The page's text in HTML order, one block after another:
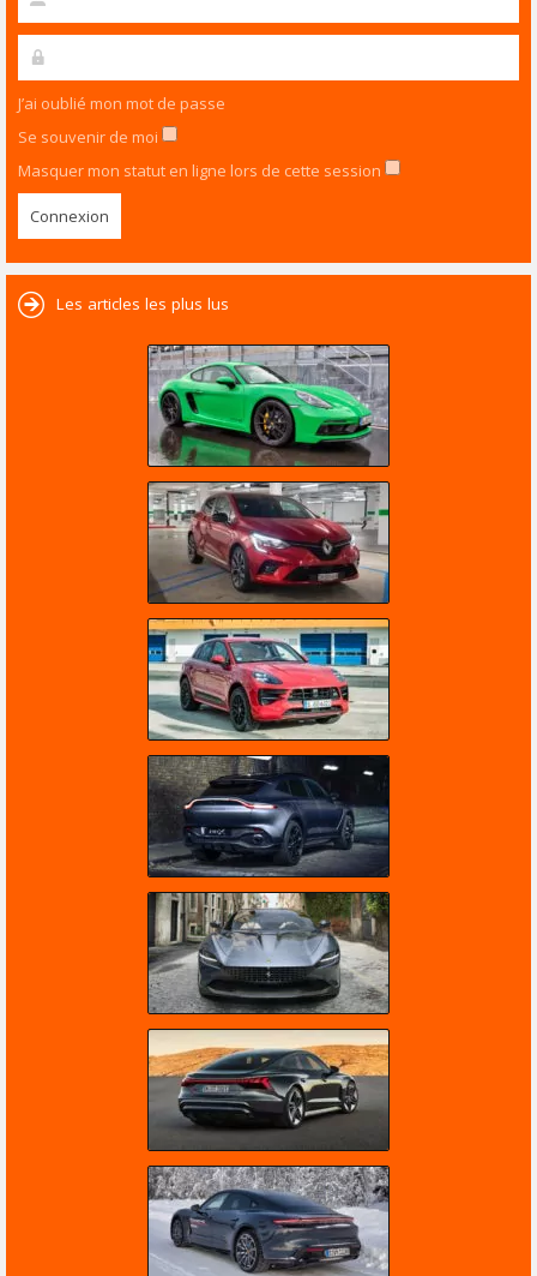
J’ai oublié mon mot de passe
Se souvenir de moi
Masquer mon statut en ligne lors de cette session
Les articles les plus lus